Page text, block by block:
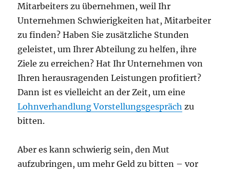
Mitarbeiters zu übernehmen, weil Ihr
Unternehmen Schwierigkeiten hat, Mitarbeiter
zu finden? Haben Sie zusätzliche Stunden
geleistet, um Ihrer Abteilung zu helfen, ihre
Ziele zu erreichen? Hat Ihr Unternehmen von
Ihren herausragenden Leistungen profitiert?
Dann ist es vielleicht an der Zeit, um eine
Lohnverhandlung Vorstellungsgespräch zu
bitten.
Aber es kann schwierig sein, den Mut
aufzubringen, um mehr Geld zu bitten – vor